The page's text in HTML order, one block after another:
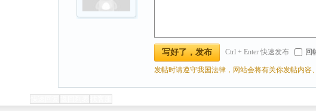
写好了，发布 Ctrl + Enter 快速发布 回
发帖时请遵守我国法律，网站会将有关你发帖内